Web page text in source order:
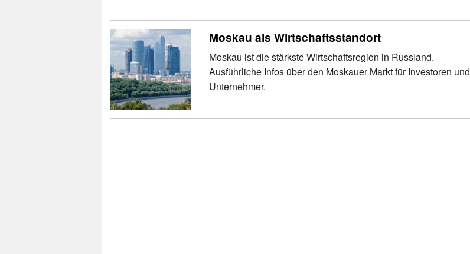
Moskau als Wirtschaftsstandort
Moskau ist die stärkste Wirtschaftsregion in Russland.
Ausführliche Infos über den Moskauer Markt für Investoren und
Unternehmer.